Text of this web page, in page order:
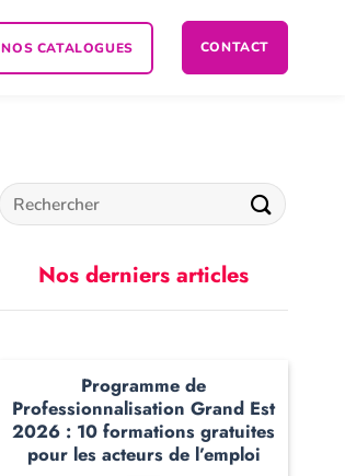
NOS CATALOGUES CONTACT
Nos derniers articles
Programme de
Professionnalisation Grand Est
2026 : 10 formations gratuites
pour les acteurs de l’emploi